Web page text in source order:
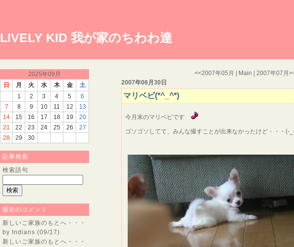
LIVELY KID 我が家のちわわ達
2025年09月
日
月 火 水 木 金
土
1
2 3 4 5
6
7
8 9 10 11 12
13
14
15 16 17 18 19
20
21
22 23 24 25 26
27
28
29 30
記事検索
検索語句
最近のコメント
新しいご家族のもとへ・・・
by Indians (09/17)
新しいご家族のもとへ・・・
<<2007年05月 Main 2007年07月
2007年06月30日
マリベビ(*^_^*)
今月末のマリベビです
ゴソゴソしてて、みんな撮すことが出来なかったけど・・・(-